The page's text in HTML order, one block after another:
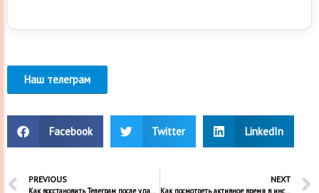
Наш телеграм
Facebook Twitter LinkedIn
PREVIOUS
Как восстановить Телеграм после удаления
NEXT
Как посмотреть активное время в инстаграм